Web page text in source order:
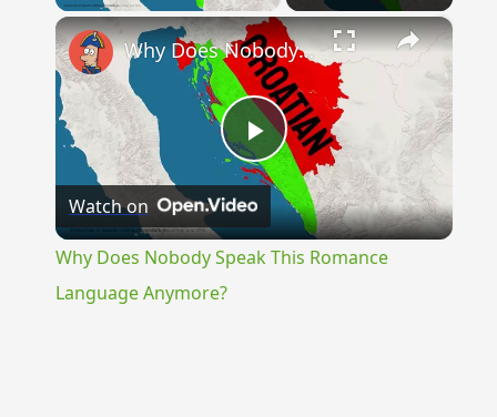
×
Play
Video
Why Does Nobody Speak This Romance Language Anymore?
Watch on
Why Does Nobody Speak This Romance
Language Anymore?